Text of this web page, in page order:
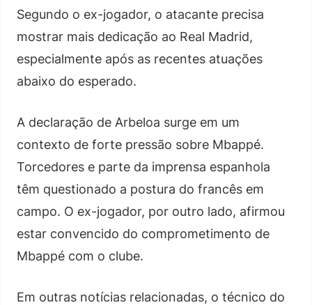
Segundo o ex-jogador, o atacante precisa
mostrar mais dedicação ao Real Madrid,
especialmente após as recentes atuações
abaixo do esperado.
A declaração de Arbeloa surge em um
contexto de forte pressão sobre Mbappé.
Torcedores e parte da imprensa espanhola
têm questionado a postura do francês em
campo. O ex-jogador, por outro lado, afirmou
estar convencido do comprometimento de
Mbappé com o clube.
Em outras notícias relacionadas, o técnico do